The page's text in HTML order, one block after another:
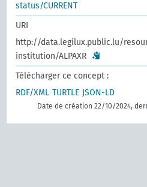
status/CURRENT
URI
http://data.legilux.public.lu/
institution/ALPAXR
Télécharger ce concept :
RDF/XML TURTLE JSON-LD
Date de création 22/10/2024,